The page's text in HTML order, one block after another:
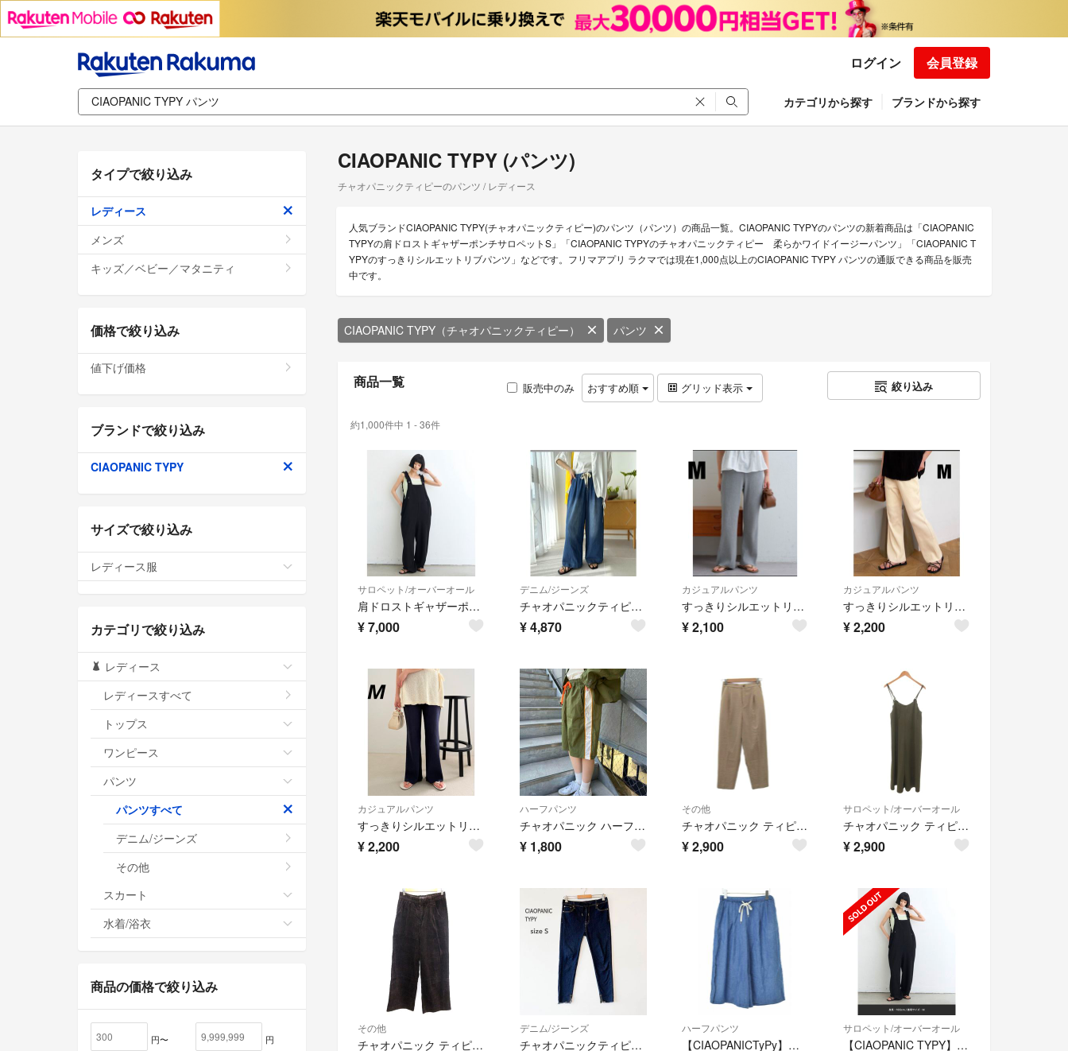
ログイン 会員登録
カテゴリから探す ブランドから探す
CIAOPANIC TYPY (パンツ)
チャオパニックティピーのパンツ / レディース
人気ブランドCIAOPANIC TYPY(チャオパニックティピー)のパンツ（パンツ）の商品一覧。CIAOPANIC TYPYのパンツの新着商品は「CIAOPANIC
TYPYの肩ドロストギャザーポンチサロペットS」「CIAOPANIC TYPYのチャオパニックティピー 柔らかワイドイージーパンツ」「CIAOPANIC T
YPYのすっきりシルエットリブパンツ」などです。フリマアプリ ラクマでは現在1,000点以上のCIAOPANIC TYPY パンツの通販できる商品を販売
中です。
CIAOPANIC TYPY（チャオパニックティピー） パンツ
商品一覧 販売中のみ おすすめ順 グリッド表示 絞り込み
約1,000件中 1 - 36件
サロペット/オーバーオール
肩ドロストギャザーポンチサロペットS
¥7,000
デニム/ジーンズ
チャオパニックティピー 柔らかワイドイージーパンツ
¥4,870
カジュアルパンツ
すっきりシルエットリブパンツ
¥2,100
カジュアルパンツ
すっきりシルエットリブパンツ
¥2,200
カジュアルパンツ
すっきりシルエットリブパンツ
¥2,200
ハーフパンツ
チャオパニック ハーフパンツ ナイロンパンツ グリーン
¥ 1,800
その他
チャオパニック ティピー スラックスパンツ テーパードパンツ M ベージュ
¥2,900
サロペット/オーバーオール
チャオパニック ティピー CIAOPANIC TYPY 美品 オールインワン
¥2,900
その他
チャオパニック ティピー ワイドパンツ イージー M 茶 ブラウン /AU
デニム/ジーンズ
チャオパニックティピー ストレッチ デニム スキニー S カットオフ￼
ハーフパンツ
【CIAOPANICTyPy】ハーフパンツ
サロペット/オーバーオール
【CIAOPANIC TYPY】肩ドロストギャザーポンチサロペット
タイプで絞り込み
レディース
メンズ
キッズ／ベビー／マタニティ
価格で絞り込み
値下げ価格
ブランドで絞り込み
CIAOPANIC TYPY
サイズで絞り込み
レディース服
カテゴリで絞り込み
レディース
レディースすべて
トップス
ワンピース
パンツ
パンツすべて
デニム/ジーンズ
その他
スカート
水着/浴衣
商品の価格で絞り込み
円〜 円